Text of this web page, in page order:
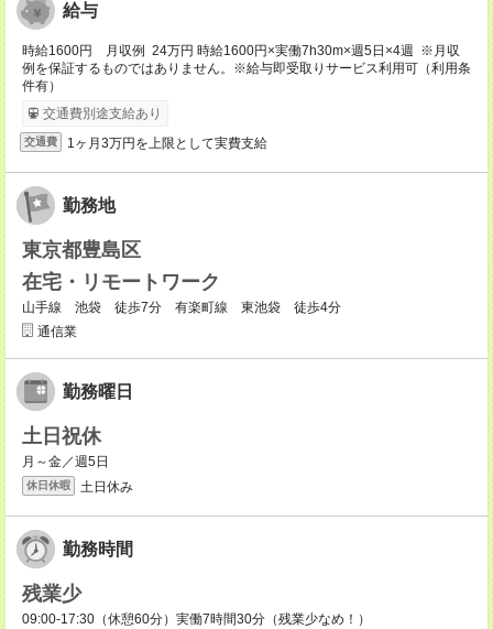
給与
時給1600円 月収例 24万円 時給1600円×実働7h30m×週5日×4週 ※月収
例を保証するものではありません。※給与即受取りサービス利用可（利用条
件有）
交通費別途支給あり
交通費 1ヶ月3万円を上限として実費支給
勤務地
東京都豊島区
在宅・リモートワーク
山手線 池袋 徒歩7分 有楽町線 東池袋 徒歩4分
通信業
勤務曜日
土日祝休
月～金／週5日
休日休暇 土日休み
勤務時間
残業少
09:00-17:30（休憩60分）実働7時間30分（残業少なめ！）